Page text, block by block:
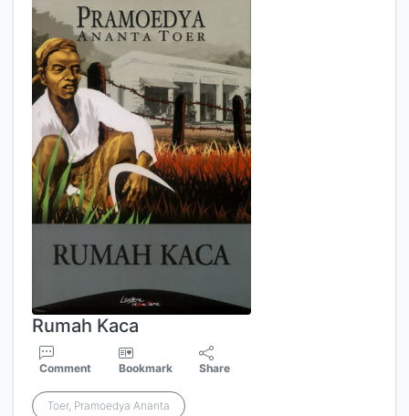
Rumah Kaca
Comment Bookmark Share
Toer, Pramoedya Ananta